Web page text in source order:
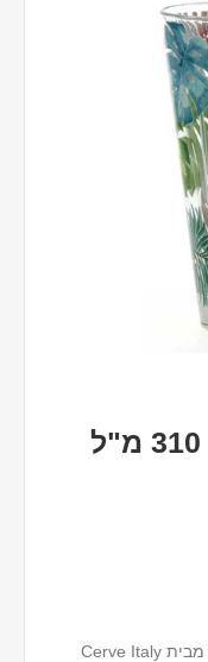
סט 6 כוסות שתיה 310 מ"ל